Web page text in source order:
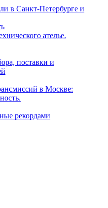
в Санкт-Петербурге и
ателье.
поставки и
в Москве:
рекордами